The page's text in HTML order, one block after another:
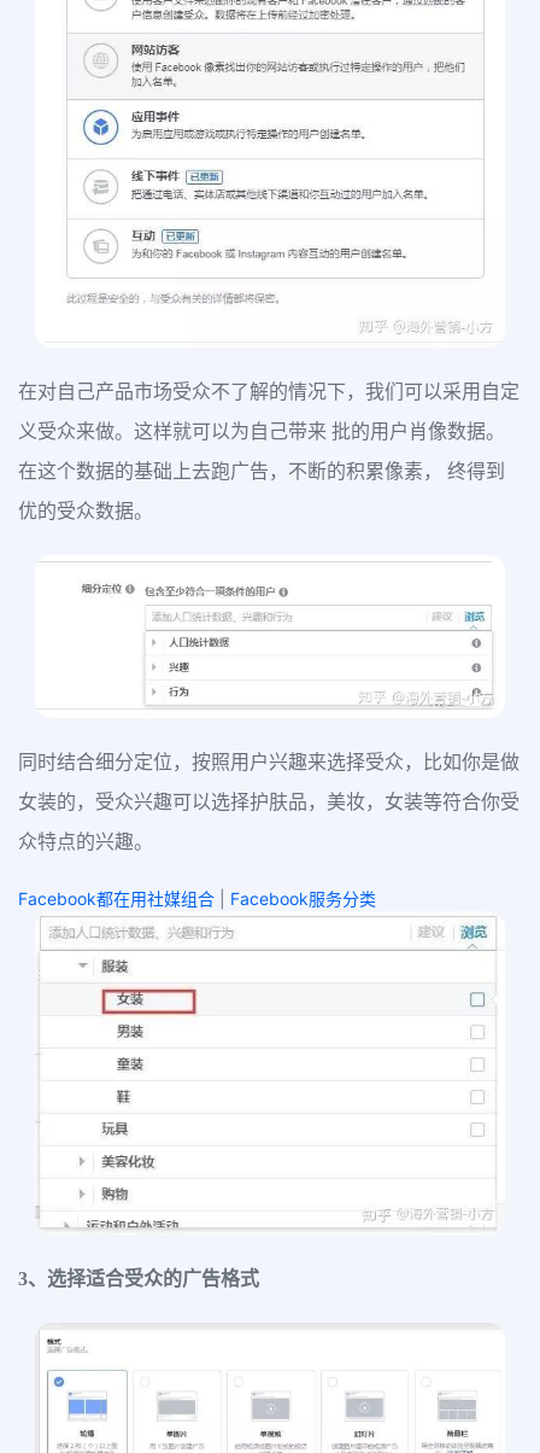
在对自己产品市场受众不了解的情况下，我们可以采用自定
义受众来做。这样就可以为自己带来 批的用户肖像数据。
在这个数据的基础上去跑广告，不断的积累像素， 终得到
优的受众数据。
同时结合细分定位，按照用户兴趣来选择受众，比如你是做
女装的，受众兴趣可以选择护肤品，美妆，女装等符合你受
众特点的兴趣。
Facebook都在用社媒组合 Facebook服务分类
3、选择适合受众的广告格式